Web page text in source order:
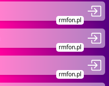
rmfon.pl
rmfon.pl
rmfon.pl